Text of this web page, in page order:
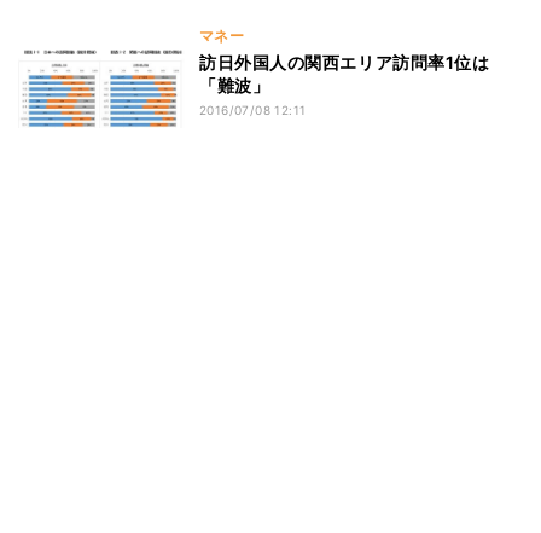
マネー
訪日外国人の関西エリア訪問率1位は
「難波」
2016/07/08 12:11